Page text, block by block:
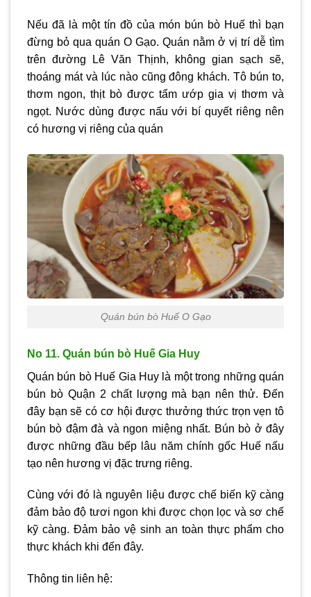
Nếu đã là một tín đồ của món bún bò Huế thì bạn
đừng bỏ qua quán O Gạo. Quán nằm ở vị trí dễ tìm
trên đường Lê Văn Thịnh, không gian sạch sẽ,
thoáng mát và lúc nào cũng đông khách. Tô bún to,
thơm ngon, thịt bò được tẩm ướp gia vị thơm và
ngọt. Nước dùng được nấu với bí quyết riêng nên
có hương vị riêng của quán
Quán bún bò Huế O Gạo
No 11. Quán bún bò Huế Gia Huy
Quán bún bò Huế Gia Huy là một trong những quán
bún bò Quận 2 chất lượng mà bạn nên thử. Đến
đây bạn sẽ có cơ hội được thưởng thức trọn vẹn tô
bún bò đậm đà và ngon miệng nhất. Bún bò ở đây
được những đầu bếp lâu năm chính gốc Huế nấu
tạo nên hương vị đặc trưng riêng.
Cùng với đó là nguyên liệu được chế biến kỹ càng
đảm bảo độ tươi ngon khi được chọn lọc và sơ chế
kỹ càng. Đảm bảo vệ sinh an toàn thực phẩm cho
thực khách khi đến đây.
Thông tin liên hệ: